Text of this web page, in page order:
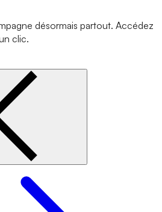
désormais partout. Accédez
clic.